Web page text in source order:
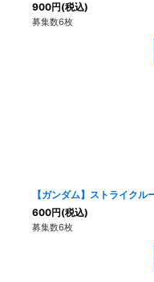
900円(税込)
募集数6枚
【ガンダム】ストライク
600円(税込)
募集数6枚